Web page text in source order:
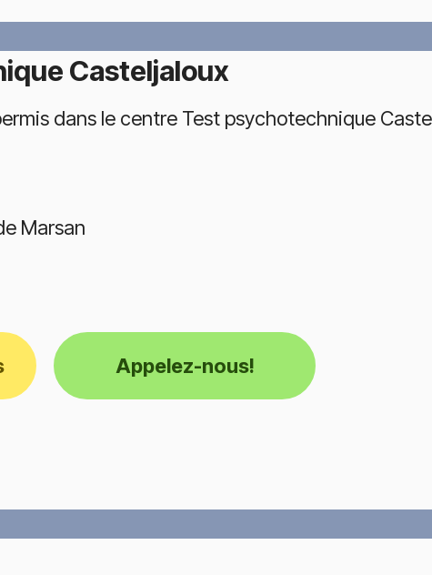
Casteljaloux
dans le centre Test psychotechnique
Marsan
Appelez-nous!